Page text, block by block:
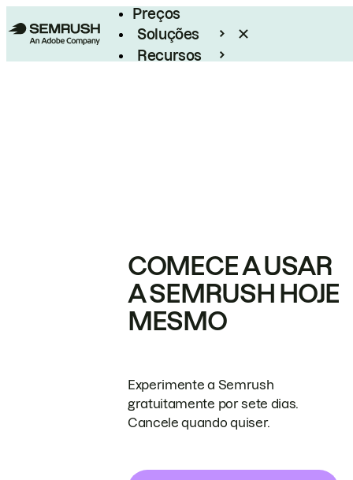
Preços
Soluções
Recursos
COMECE A USAR
A SEMRUSH HOJE
MESMO
Experimente a Semrush
gratuitamente por sete dias.
Cancele quando quiser.